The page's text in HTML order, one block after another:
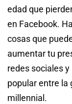
edad que
en Facebook.
cosas que
aumentar tu
redes sociales
popular entre la
millennial.